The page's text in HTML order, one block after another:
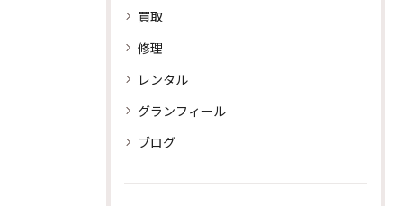
買取
修理
レンタル
グランフィール
ブログ